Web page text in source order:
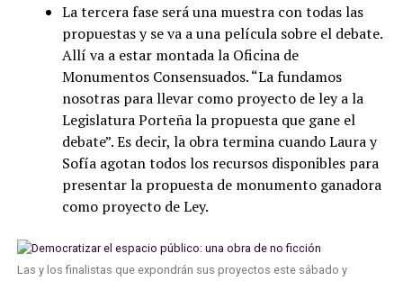
La tercera fase será una muestra con todas las
propuestas y se va a una película sobre el debate.
Allí va a estar montada la Oficina de
Monumentos Consensuados. “La fundamos
nosotras para llevar como proyecto de ley a la
Legislatura Porteña la propuesta que gane el
debate”. Es decir, la obra termina cuando Laura y
Sofía agotan todos los recursos disponibles para
presentar la propuesta de monumento ganadora
como proyecto de Ley.
Las y los finalistas que expondrán sus proyectos este sábado y